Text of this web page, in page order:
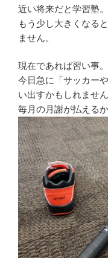
近い将来だと学習塾。
もう少し大きくなる
ません。
現在であれば習い事。
今日急に「サッカー
い出すかもしれません
毎月の月謝が払えるか